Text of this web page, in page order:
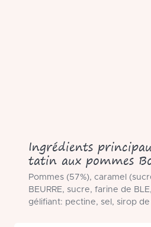
Ingrédients
tatin aux pommes
Pommes (57%), caramel
BEURRE, sucre, farine de
gélifiant: pectine, sel, sirop